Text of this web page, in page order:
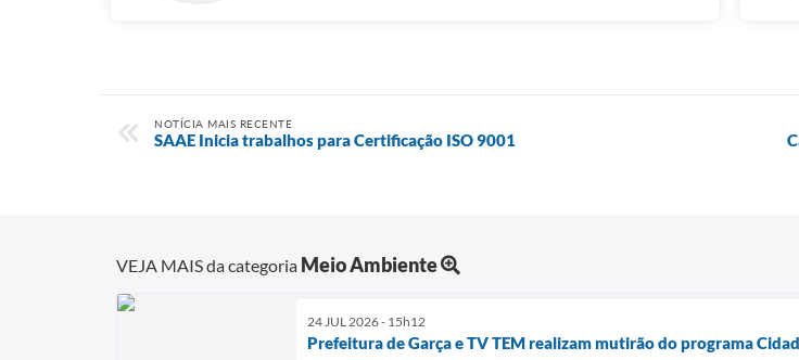
NOTÍCIA MAIS RECENTE
SAAE Inicia trabalhos para Certificação ISO 9001
VEJA MAIS da categoria Meio Ambiente
24 JUL 2026 - 15h12
Prefeitura de Garça e TV TEM realizam mutirão do programa